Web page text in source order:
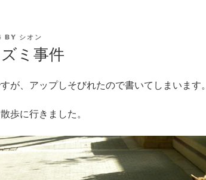
BY シオン
ミ事件
が、アップしそびれたので書いてしまいます。
歩に行きました。